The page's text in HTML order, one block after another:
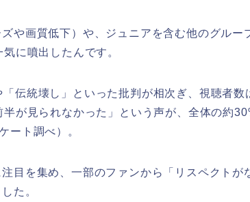
や画質低下）や、ジュニアを含む他のグルー
に噴出したんです。
伝統壊し」といった批判が相次ぎ、視聴者数
が見られなかった」という声が、全体の約
ート調べ）。
目を集め、一部のファンから「リスペクトが
た。